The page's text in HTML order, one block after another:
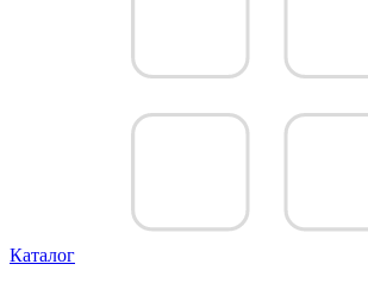
Каталог